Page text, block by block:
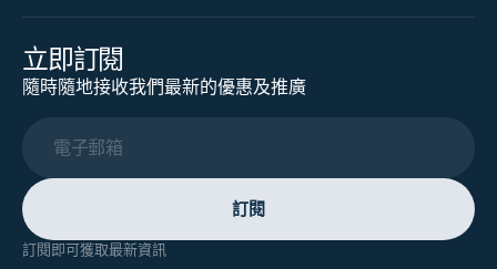
立即訂閱
隨時隨地接收我們最新的優惠及推廣
電子郵箱
訂閱
訂閱即可獲取最新資訊